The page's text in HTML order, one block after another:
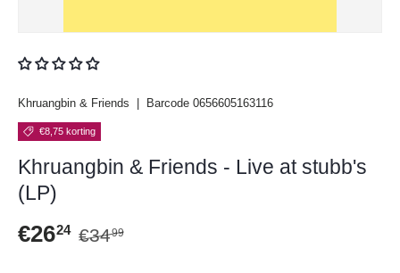
Khruangbin & Friends Barcode 0656605163116
€8,75 korting
Khruangbin & Friends - Live at stubb's
(LP)
Verkoopprijs
€2624 Reguliere prijs
€3499